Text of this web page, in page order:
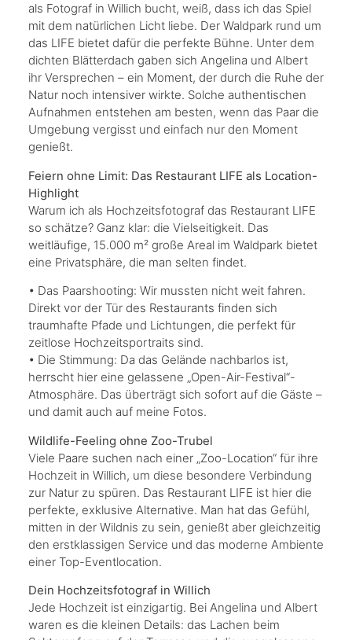
als Fotograf in Willich bucht, weiß, dass ich das Spiel
mit dem natürlichen Licht liebe. Der Waldpark rund um
das LIFE bietet dafür die perfekte Bühne. Unter dem
dichten Blätterdach gaben sich Angelina und Albert
ihr Versprechen – ein Moment, der durch die Ruhe der
Natur noch intensiver wirkte. Solche authentischen
Aufnahmen entstehen am besten, wenn das Paar die
Umgebung vergisst und einfach nur den Moment
genießt.
Feiern ohne Limit: Das Restaurant LIFE als Location-
Highlight
Warum ich als Hochzeitsfotograf das Restaurant LIFE
so schätze? Ganz klar: die Vielseitigkeit. Das
weitläufige, 15.000 m² große Areal im Waldpark bietet
eine Privatsphäre, die man selten findet.
•⁠ ⁠Das Paarshooting: Wir mussten nicht weit fahren.
Direkt vor der Tür des Restaurants finden sich
traumhafte Pfade und Lichtungen, die perfekt für
zeitlose Hochzeitsportraits sind.
•⁠ ⁠Die Stimmung: Da das Gelände nachbarlos ist,
herrscht hier eine gelassene „Open-Air-Festival“-
Atmosphäre. Das überträgt sich sofort auf die Gäste –
und damit auch auf meine Fotos.
Wildlife-Feeling ohne Zoo-Trubel
Viele Paare suchen nach einer „Zoo-Location“ für ihre
Hochzeit in Willich, um diese besondere Verbindung
zur Natur zu spüren. Das Restaurant LIFE ist hier die
perfekte, exklusive Alternative. Man hat das Gefühl,
mitten in der Wildnis zu sein, genießt aber gleichzeitig
den erstklassigen Service und das moderne Ambiente
einer Top-Eventlocation.
Dein Hochzeitsfotograf in Willich
Jede Hochzeit ist einzigartig. Bei Angelina und Albert
waren es die kleinen Details: das Lachen beim